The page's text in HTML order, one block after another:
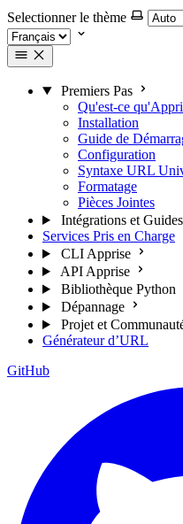
Selectionner le thème
Premiers Pas
Qu'est-ce
Installation
Guide de
Configuration
Syntaxe URL
Formatage
Pièces Jointes
Intégrations et Guides
Services Pris en Charge
CLI Apprise
API Apprise
Bibliothèque Python
Dépannage
Projet et
Générateur d’URL
GitHub